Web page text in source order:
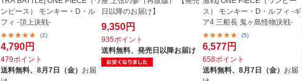
ンピース） モンキー・D・ル
フィ -頂上決戦-
(2)
4,790円
479ポイント
送料無料、 8月7日（金） お届
日以降のお届け】
9,350円
935ポイント
送料無料、発売日以降お届け
ス） モンキー・D・ルフィ -ギ
ア4 三船長 鬼ヶ島怪物決戦-
(5)
6,577円
658ポイント
送料無料、 8月7日（金） お届